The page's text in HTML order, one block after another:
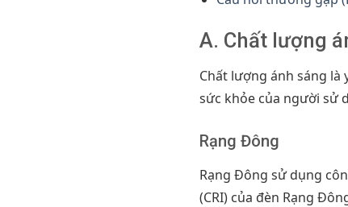
A. Chất lượng
Chất lượng ánh sáng
sức khỏe của người sử
Rạng Đông
Rạng Đông sử dụng
(CRI) của đèn Rạng